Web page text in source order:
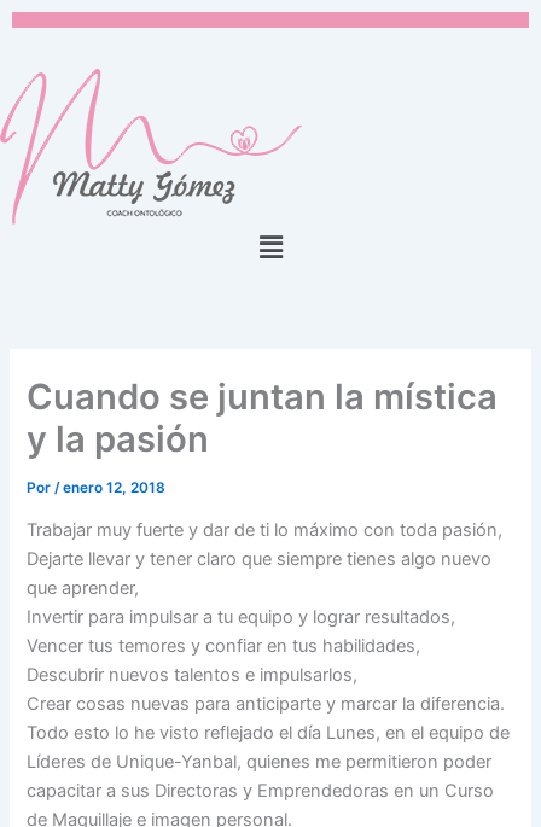
contenido
Menú
Cuando se juntan la mística
y la pasión
Por/enero 12, 2018
Trabajar muy fuerte y dar de ti lo máximo con toda pasión,
Dejarte llevar y tener claro que siempre tienes algo nuevo
que aprender,
Invertir para impulsar a tu equipo y lograr resultados,
Vencer tus temores y confiar en tus habilidades,
Descubrir nuevos talentos e impulsarlos,
Crear cosas nuevas para anticiparte y marcar la diferencia.
Todo esto lo he visto reflejado el día Lunes, en el equipo de
Líderes de Unique-Yanbal, quienes me permitieron poder
capacitar a sus Directoras y Emprendedoras en un Curso
de Maquillaje e imagen personal.